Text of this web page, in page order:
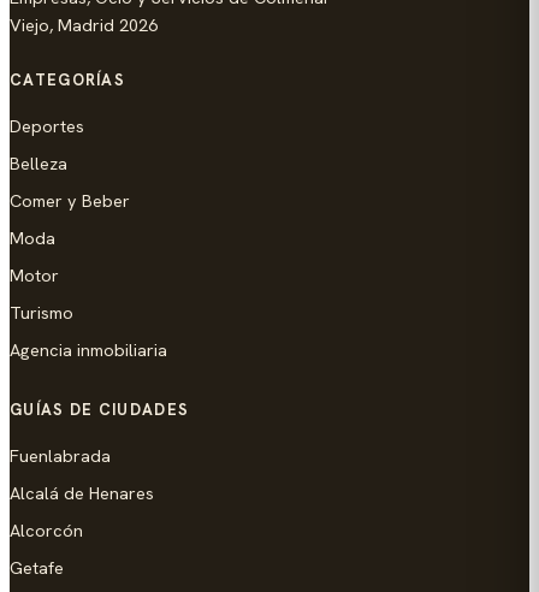
Viejo, Madrid 2026
CATEGORÍAS
Deportes
Belleza
Comer y Beber
Moda
Motor
Turismo
Agencia inmobiliaria
GUÍAS DE CIUDADES
Fuenlabrada
Alcalá de Henares
Alcorcón
Getafe